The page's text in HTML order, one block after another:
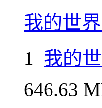
我的世
1 我的
646.63